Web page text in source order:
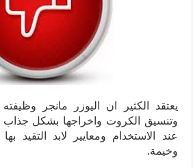
يعتقد الكثير ان اليوزر مانجر
وتنسيق الكروت واخراجها بشكل جذاب
عند الاستخدام ومعايير لابد التقيد
وخيمة.